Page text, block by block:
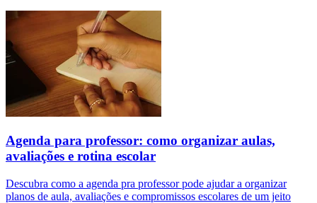
Agenda para professor: como organizar aulas,
avaliações e rotina escolar
Descubra como a agenda pra professor pode ajudar a organizar
planos de aula, avaliações e compromissos escolares de um jeito